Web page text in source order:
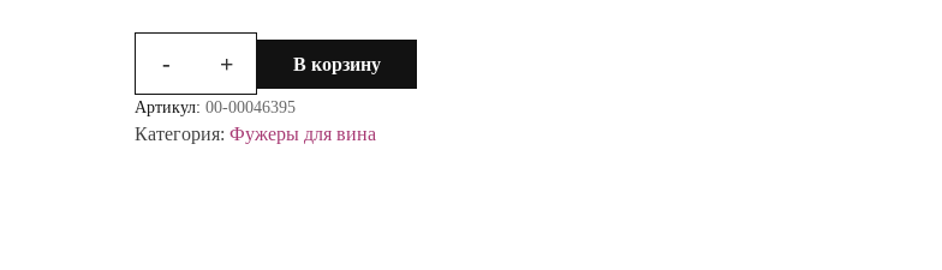
-
Количество
товара
Набор
+ В корзину
Артикул: 00-00046395
Категория: Фужеры для вина